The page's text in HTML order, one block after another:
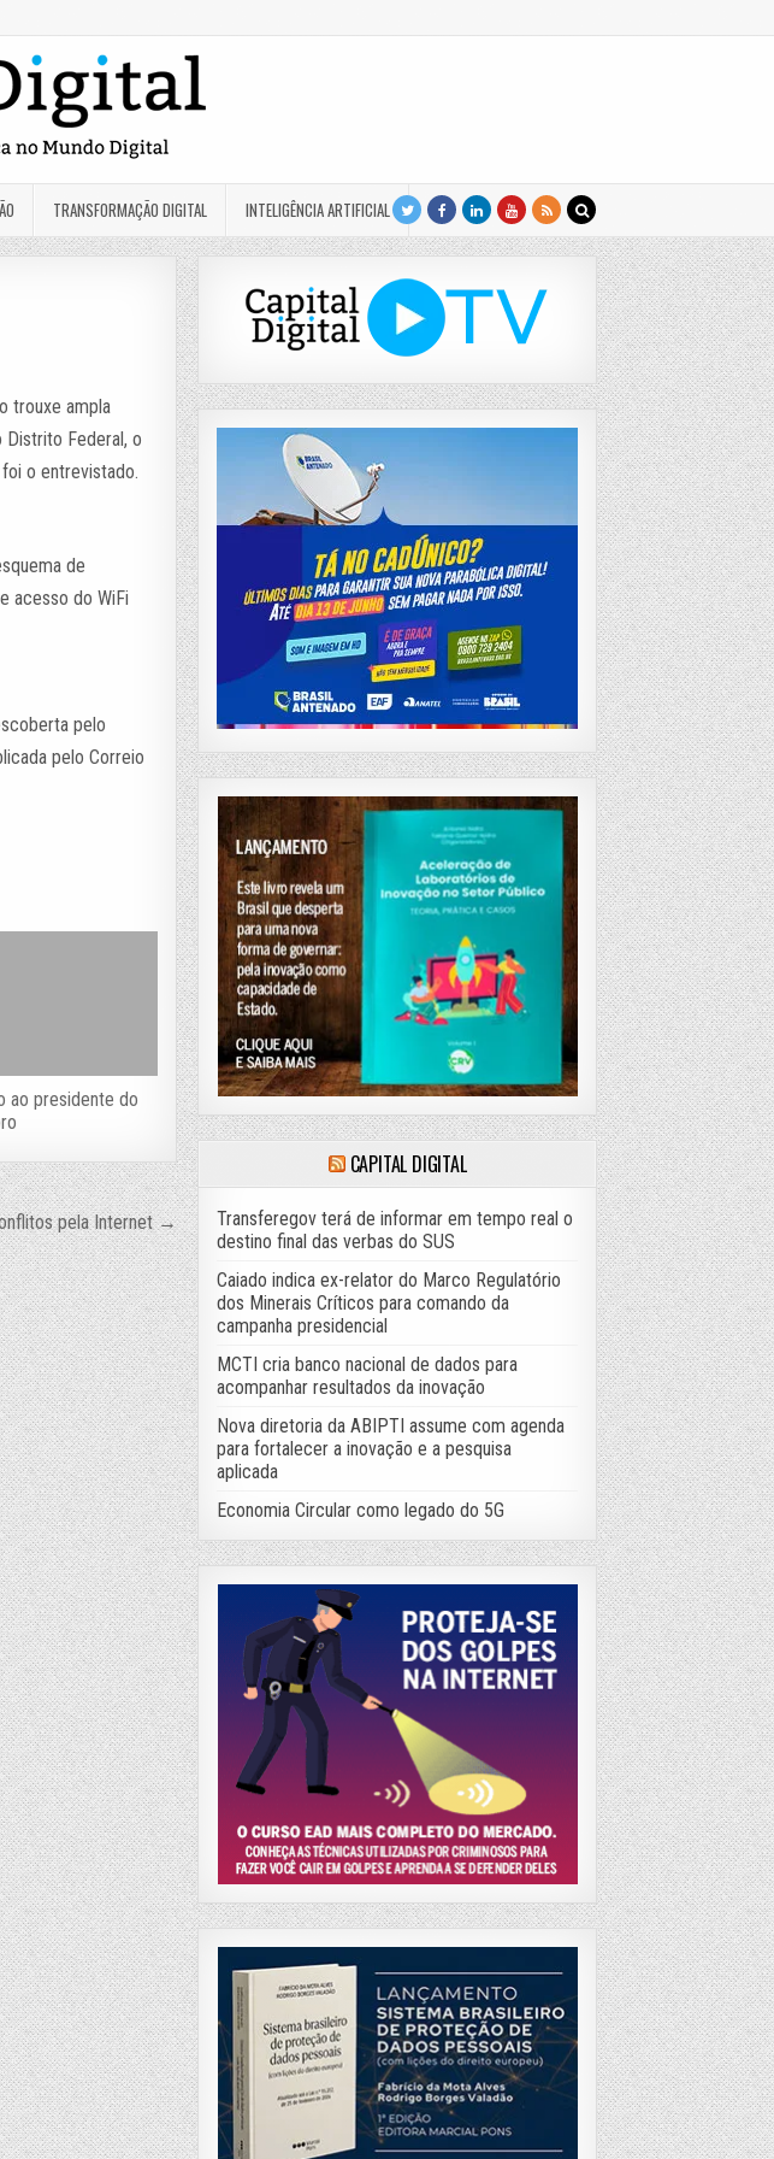
TRANSFORMAÇÃO DIGITAL INTELIGÊNCIA ARTIFICIAL
trouxe ampla
Distrito Federal, o
o entrevistado.
de
acesso do WiFi
pelo
pelo Correio
ao presidente do
pela Internet →
CAPITAL DIGITAL
Transferegov terá de informar em tempo real o
destino final das verbas do SUS
Caiado indica ex-relator do Marco Regulatório
dos Minerais Críticos para comando da
campanha presidencial
MCTI cria banco nacional de dados para
acompanhar resultados da inovação
Nova diretoria da ABIPTI assume com agenda
para fortalecer a inovação e a pesquisa
aplicada
Economia Circular como legado do 5G